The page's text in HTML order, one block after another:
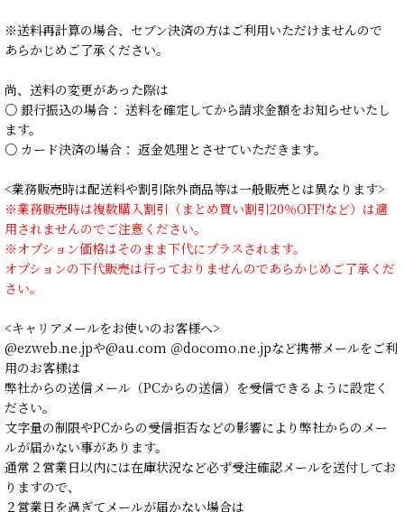
※送料再計算の場合、セブン決済の方はご利用いただけませんので
あらかじめご了承ください。
尚、送料の変更があった際は
○ 銀行振込の場合： 送料を確定してから請求金額をお知らせいたし
ます。
○ カード決済の場合： 返金処理とさせていただきます。
<業務販売時は配送料や割引除外商品等は一般販売とは異なります>
※業務販売時は複数購入割引（まとめ買い割引20％OFF!など）は適
用されませんのでご注意ください。
※オプション価格はそのまま下代にプラスされます。
オプションの下代販売は行っておりませんのであらかじめご了承くだ
さい。
<キャリアメールをお使いのお客様へ>
@ezweb.ne.jpや@au.com ＠docomo.ne.jpなど携帯メールをご利
用のお客様は
弊社からの送信メール（PCからの送信）を受信できるように設定く
ださい。
文字量の制限やPCからの受信拒否などの影響により弊社からのメー
ルが届かない事があります。
通常２営業日以内には在庫状況など必ず受注確認メールを送付してお
りますので、
２営業日を過ぎてメールが届かない場合は